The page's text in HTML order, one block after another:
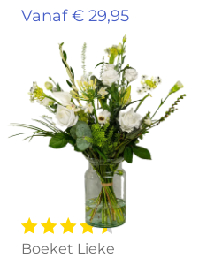
Vanaf € 29,95
Boeket Lieke